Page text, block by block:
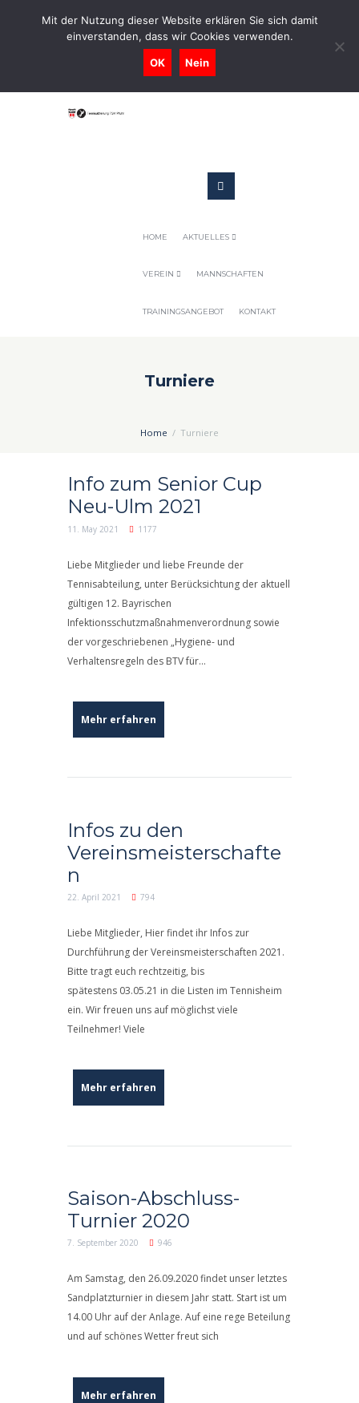
0731-9716400
Geschaeftsstelle@tennis-tsv-pfuhl.de
HOME AKTUELLES
VEREIN MANNSCHAFTEN
TRAININGSANGEBOT KONTAKT
Turniere
Home Turniere
Info zum Senior Cup
Neu-Ulm 2021
11. May 2021 1177
Liebe Mitglieder und liebe Freunde der
Tennisabteilung, unter Berücksichtung der aktuell
gültigen 12. Bayrischen
Infektionsschutzmaßnahmenverordnung sowie
der vorgeschriebenen „Hygiene- und
Verhaltensregeln des BTV für...
Mehr erfahren
Infos zu den
Vereinsmeisterschafte
n
22. April 2021 794
Liebe Mitglieder, Hier findet ihr Infos zur
Durchführung der Vereinsmeisterschaften 2021.
Bitte tragt euch rechtzeitig, bis
spätestens 03.05.21 in die Listen im Tennisheim
ein. Wir freuen uns auf möglichst viele
Teilnehmer! Viele
Mehr erfahren
Saison-Abschluss-
Turnier 2020
7. September 2020 946
Am Samstag, den 26.09.2020 findet unser letztes
Sandplatzturnier in diesem Jahr statt. Start ist um
14.00 Uhr auf der Anlage. Auf eine rege Beteilung
und auf schönes Wetter freut sich
Mehr erfahren
Mit der Nutzung dieser Website erklären Sie sich damit
einverstanden, dass wir Cookies verwenden.
OK Nein